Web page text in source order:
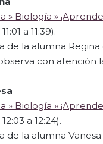
» Biología »
a 11:39).
de la alumna Regina
con atención
» Biología »
a 12:24).
de la alumna Vanesa